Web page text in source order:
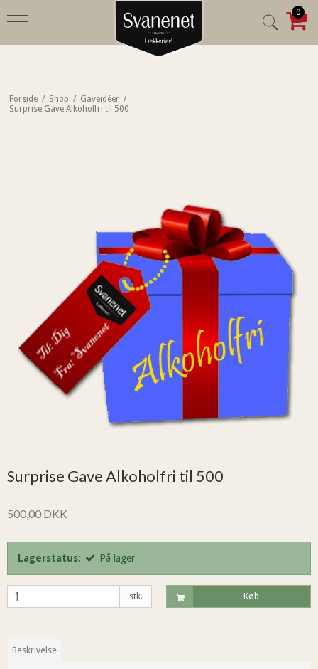
0
Forside / Shop / Gaveidéer /
Surprise Gave Alkoholfri til 500
Surprise Gave Alkoholfri til 500
500,00 DKK
Lagerstatus: På lager
stk. Køb
Beskrivelse